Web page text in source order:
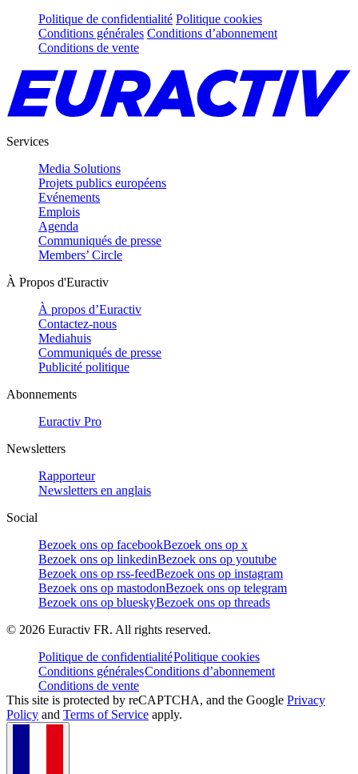
Politique de confidentialité Politique cookies
Conditions générales Conditions d’abonnement
Conditions de vente
Services
Media Solutions
Projets publics européens
Evénements
Emplois
Agenda
Communiqués de presse
Members’ Circle
À Propos d'Euractiv
À propos d’Euractiv
Contactez-nous
Mediahuis
Communiqués de presse
Publicité politique
Abonnements
Euractiv Pro
Newsletters
Rapporteur
Newsletters en anglais
Social
Bezoek ons op facebookBezoek ons op x
Bezoek ons op linkedinBezoek ons op youtube
Bezoek ons op rss-feedBezoek ons op instagram
Bezoek ons op mastodonBezoek ons op telegram
Bezoek ons op blueskyBezoek ons op threads
© 2026 Euractiv FR. All rights reserved.
Politique de confidentialitéPolitique cookies
Conditions généralesConditions d’abonnement
Conditions de vente
This site is protected by reCAPTCHA, and the Google Privacy
Policy and Terms of Service apply.